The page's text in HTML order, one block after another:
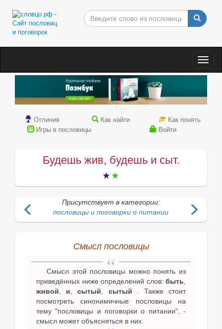
Отличия Как найти
Как понять
Игры в пословицы
Войти
Будешь жив, будешь и сыт.
Присутствует в категории:
пословицы и поговорки о питании
Смысл пословицы
Смысл этой пословицы можно понять из
приведённых ниже определений слов: быть,
живой, и,сытый, сытый . Также стоит
посмотреть синонимичные пословицы на
тему "пословицы и поговорки о питании", -
смысл может объясняться в них.